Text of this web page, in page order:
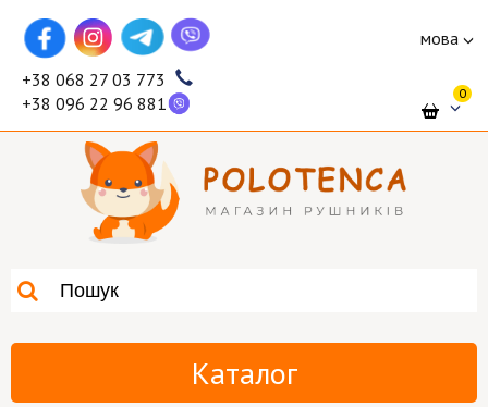
мова
+38 068 27 03 773
+38 096 22 96 881
0
Каталог